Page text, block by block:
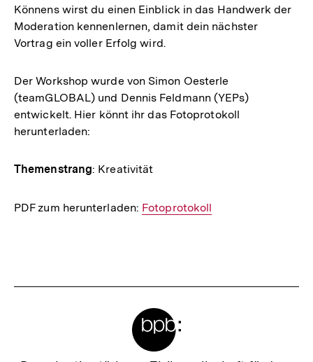
Könnens wirst du einen Einblick in das Handwerk der
Moderation kennenlernen, damit dein nächster
Vortrag ein voller Erfolg wird.
Der Workshop wurde von Simon Oesterle
(teamGLOBAL) und Dennis Feldmann (YEPs)
entwickelt. Hier könnt ihr das Fotoprotokoll
herunterladen:
Themenstrang: Kreativität
PDF zum herunterladen: Interner
Fotoprotokoll